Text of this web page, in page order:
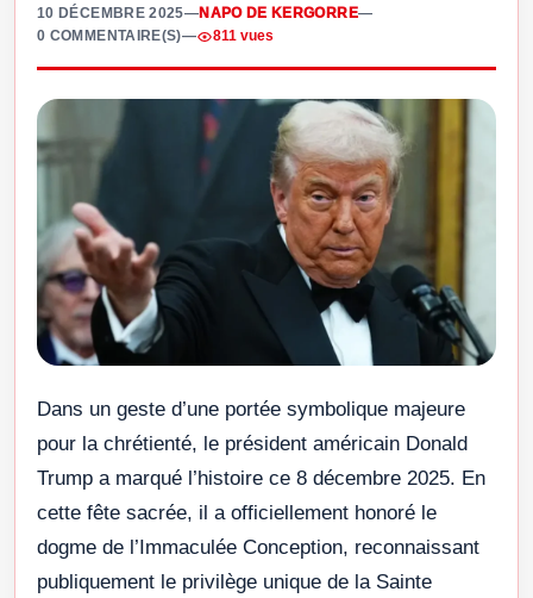
10 DÉCEMBRE 2025—NAPO DE KERGORRE—
0 COMMENTAIRE(S)— 811 vues
Dans un geste d’une portée symbolique majeure
pour la chrétienté, le président américain Donald
Trump a marqué l’histoire ce 8 décembre 2025. En
cette fête sacrée, il a officiellement honoré le
dogme de l’Immaculée Conception, reconnaissant
publiquement le privilège unique de la Sainte